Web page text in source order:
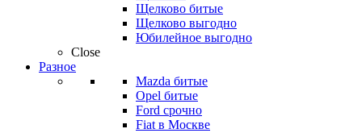
Щелково битые
Щелково выгодно
Юбилейное выгодно
Close
Разное
Mazda битые
Opel битые
Ford срочно
Fiat в Москве